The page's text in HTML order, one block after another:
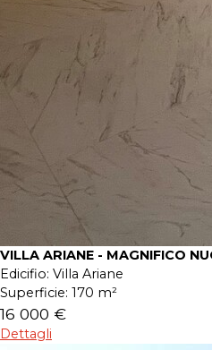
VILLA ARIANE - MAGNIFICO
Edicifio: Villa Ariane
Superficie: 170 m²
16 000 €
Dettagli